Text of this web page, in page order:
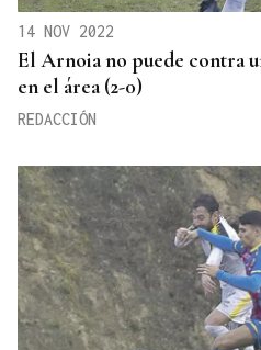
14 NOV 2022
El Arnoia no puede contra
en el área (2-0)
REDACCIÓN